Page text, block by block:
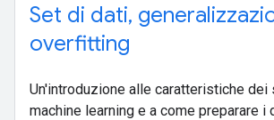
Set di dati,
overfitting
Un'introduzione alle caratteristiche dei
machine learning e a come preparare i